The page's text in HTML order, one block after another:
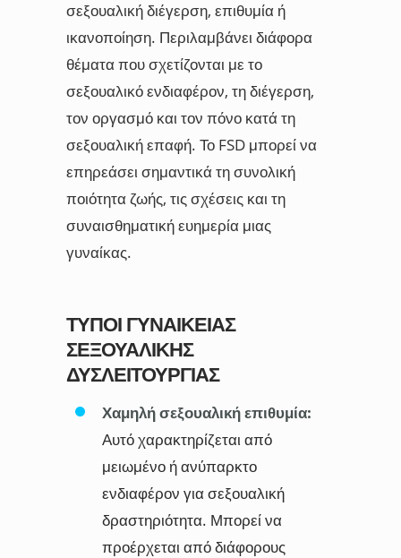
σεξουαλική διέγερση, επιθυμία ή
ικανοποίηση. Περιλαμβάνει διάφορα
θέματα που σχετίζονται με το
σεξουαλικό ενδιαφέρον, τη διέγερση,
τον οργασμό και τον πόνο κατά τη
σεξουαλική επαφή. Το FSD μπορεί να
επηρεάσει σημαντικά τη συνολική
ποιότητα ζωής, τις σχέσεις και τη
συναισθηματική ευημερία μιας
γυναίκας.
ΤΎΠΟΙ ΓΥΝΑΙΚΕΊΑΣ
ΣΕΞΟΥΑΛΙΚΉΣ
ΔΥΣΛΕΙΤΟΥΡΓΊΑΣ
Χαμηλή σεξουαλική επιθυμία:
Αυτό χαρακτηρίζεται από
μειωμένο ή ανύπαρκτο
ενδιαφέρον για σεξουαλική
δραστηριότητα. Μπορεί να
προέρχεται από διάφορους